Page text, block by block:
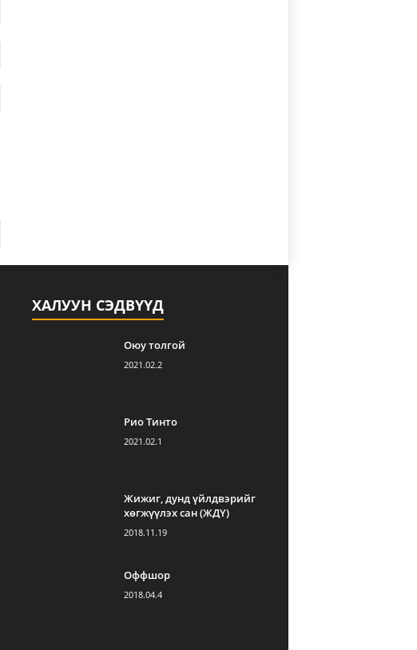
ХАЛУУН СЭДВҮҮД
Оюу толгой
2021.02.2
Рио Тинто
2021.02.1
Жижиг, дунд үйлдвэрийг
хөгжүүлэх сан (ЖДҮ)
2018.11.19
Оффшор
2018.04.4